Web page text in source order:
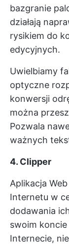
bazgranie
działają
rysikiem do
edycyjnych.
Uwielbiamy
optyczne
konwersji
można
Pozwala
ważnych
4. Clipper
Aplikacja
Internetu w
dodawania
swoim
Internecie,